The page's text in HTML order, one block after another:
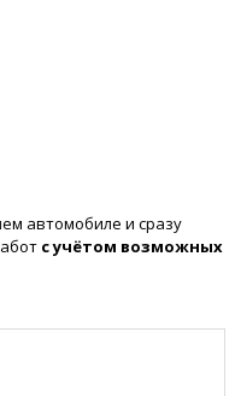
автомобиле и сразу
с учётом возможных